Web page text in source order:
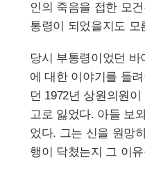
인의 죽음을 접한 모
통령이 되었을지도
당시 부통령이었던
에 대한 이야기를 들
던 1972년 상원의원
고로 잃었다. 아들 보
었다. 그는 신을 원망
행이 닥쳤는지 그 이